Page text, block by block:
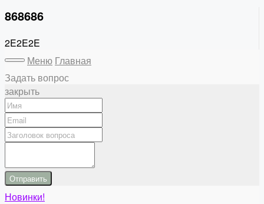
868686
2E2E2E
Меню Главная
Задать вопрос
закрыть
Отправить
Новинки!